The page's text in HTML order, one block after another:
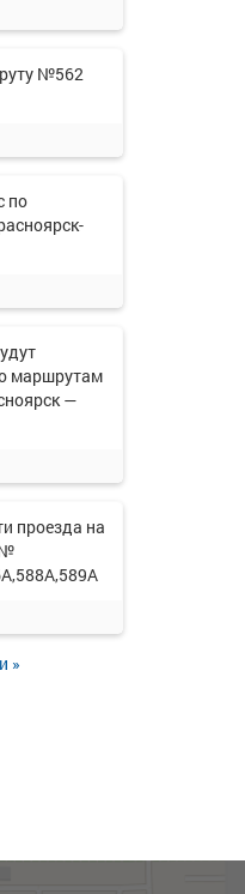
№562
по
маршрутам
—
проезда на
№
»